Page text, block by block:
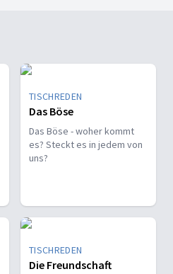
TISCHREDEN
Das Böse
Das Böse - woher kommt
es? Steckt es in jedem von
uns?
TISCHREDEN
Die Freundschaft